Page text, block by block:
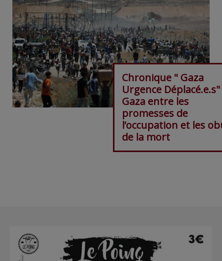
Chronique " Gaza
Urgence
Gaza entre les
promesses de
l’occupation et les
de la mort